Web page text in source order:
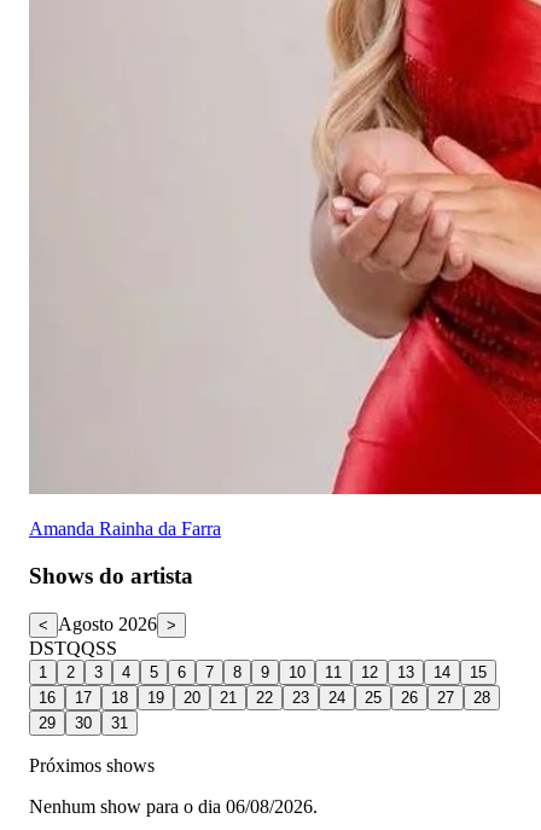
Amanda Rainha da Farra
Shows do artista
< Agosto 2026 >
DSTQQSS
1 2 3 4 5 6 7 8 9 10 11 12 13 14
15
16
17 18 19 20 21 22 23 24 25 26 27
28
29
30 31
Próximos shows
Nenhum show para o dia 06/08/2026.